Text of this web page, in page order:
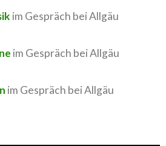
im Gespräch bei Allgäu
im Gespräch bei Allgäu
im Gespräch bei Allgäu